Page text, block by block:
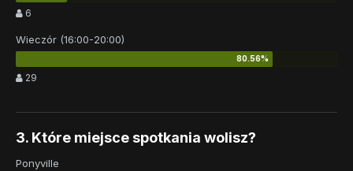
6
Wieczór (16:00-20:00)
29
3. Które miejsce spotkania wolisz?
Ponyville